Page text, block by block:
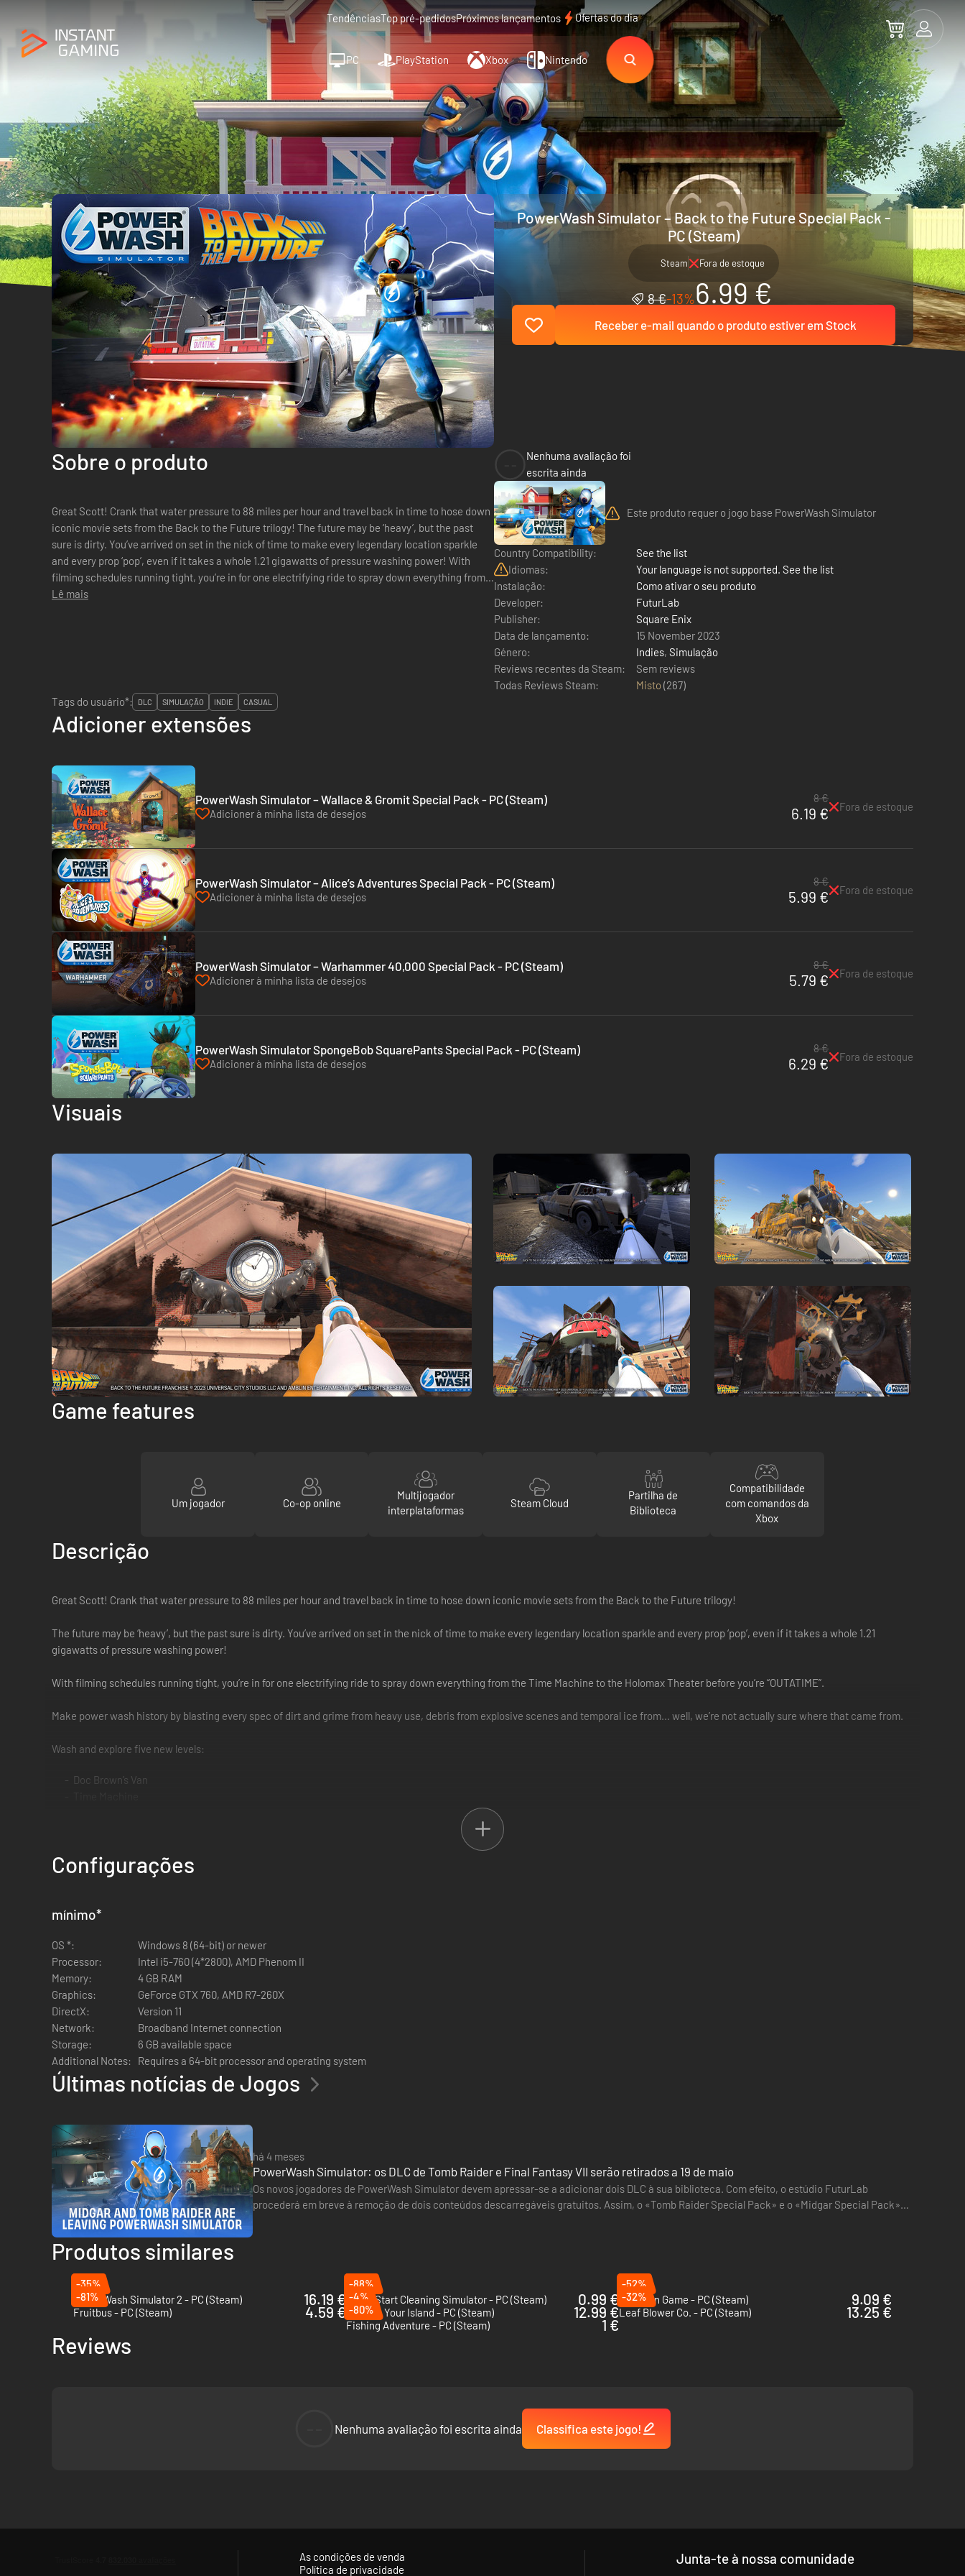
TendênciasTop pré-pedidosPróximos lançamentos Ofertas do dia
PC PlayStation Xbox Nintendo
PowerWash Simulator – Back to the Future Special Pack -
PC (Steam)
Steam Fora de estoque
8 €-13%6.99 €
Receber e-mail quando o produto estiver em Stock
Sobre o produto
Great Scott! Crank that water pressure to 88 miles per hour and travel back in time to hose down
iconic movie sets from the Back to the Future trilogy! The future may be ‘heavy’, but the past
sure is dirty. You’ve arrived on set in the nick of time to make every legendary location sparkle
and every prop ‘pop’, even if it takes a whole 1.21 gigawatts of pressure washing power! With
filming schedules running tight, you’re in for one electrifying ride to spray down everything from
t...
Lê mais
Nenhuma avaliação foi
escrita ainda
Este produto requer o jogo base PowerWash Simulator
Country Compatibility:
See the list
Idiomas:
Your language is not supported. See the list
Instalação:
Como ativar o seu produto
Developer:
FuturLab
Publisher:
Square Enix
Data de lançamento:
15 November 2023
Género:
Indies, Simulação
Reviews recentes da Steam:
Sem reviews
Todas Reviews Steam:
Misto(267)
Tags do usuário*:
DLC SIMULAÇÃO INDIE CASUAL
Adicioner extensões
PowerWash Simulator – Wallace & Gromit Special Pack - PC (Steam)
Adicioner à minha lista de desejos
8 €
6.19 € Fora de estoque
PowerWash Simulator – Alice’s Adventures Special Pack - PC (Steam)
Adicioner à minha lista de desejos
8 €
5.99 € Fora de estoque
PowerWash Simulator – Warhammer 40,000 Special Pack - PC (Steam)
Adicioner à minha lista de desejos
8 €
5.79 € Fora de estoque
PowerWash Simulator SpongeBob SquarePants Special Pack - PC (Steam)
Adicioner à minha lista de desejos
8 €
6.29 € Fora de estoque
Visuais
Game features
Um jogador Co-op online
Multijogador
interplataformas
Steam Cloud
Partilha de
Biblioteca
Compatibilidade
com comandos da
Xbox
Descrição
Great Scott! Crank that water pressure to 88 miles per hour and travel back in time to hose down iconic movie sets from the Back to the Future trilogy!
The future may be ‘heavy’, but the past sure is dirty. You’ve arrived on set in the nick of time to make every legendary location sparkle and every prop ‘pop’, even if it takes a whole 1.21
gigawatts of pressure washing power!
With filming schedules running tight, you’re in for one electrifying ride to spray down everything from the Time Machine to the Holomax Theater before you’re “OUTATIME”.
Make power wash history by blasting every spec of dirt and grime from heavy use, debris from explosive scenes and temporal ice from... well, we’re not actually sure where that came from.
Wash and explore five new levels:
Doc Brown’s Van
Configurações
mínimo*
OS *:
Windows 8 (64-bit) or newer
Processor:
Intel i5-760 (4*2800), AMD Phenom II
Memory:
4 GB RAM
Graphics:
GeForce GTX 760, AMD R7-260X
DirectX:
Version 11
Network:
Broadband Internet connection
Storage:
6 GB available space
Additional Notes:
Requires a 64-bit processor and operating system
Últimas notícias de Jogos
há 4 meses
PowerWash Simulator: os DLC de Tomb Raider e Final Fantasy VII serão retirados a 19 de maio
Os novos jogadores de PowerWash Simulator devem apressar-se a adicionar dois DLC à sua biblioteca. Com efeito, o estúdio FuturLab
procederá em breve à remoção de dois conteúdos descarregáveis gratuitos. Assim, o «Tomb Raider Special Pack» e o «Midgar Special Pack»
Produtos similares
-35%
PowerWash Simulator 2 - PC (Steam)
16.19 €
-88%
Fresh Start Cleaning Simulator - PC (Steam)
0.99 €
-52%
The Coin Game - PC (Steam)
9.09 €
-81%
Fruitbus - PC (Steam)
4.59 €
-4%
Restore Your Island - PC (Steam)
12.99 €
-32%
Leaf Blower Co. - PC (Steam)
13.25 €
-80%
Fishing Adventure - PC (Steam)
1 €
Reviews
Nenhuma avaliação foi escrita ainda Classifica este jogo!
As condições de venda
Política de privacidade
Junta-te à nossa comunidade